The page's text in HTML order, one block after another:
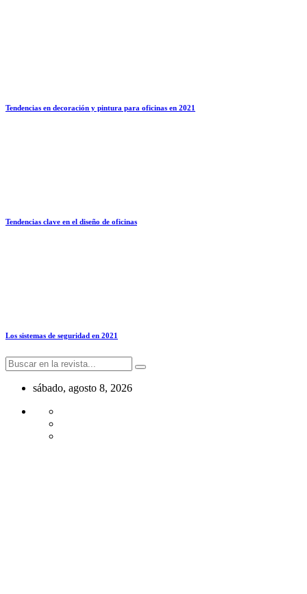
Tendencias en decoración y pintura para oficinas en 2021
Tendencias clave en el diseño de oficinas
Los sistemas de seguridad en 2021
sábado, agosto 8, 2026